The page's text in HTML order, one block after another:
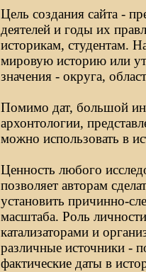
Цель создания сайта -
деятелей и годы их
историкам, студентам.
мировую историю или
значения - округа,
Помимо дат, большой
архонтологии,
можно использовать в
Ценность любого
позволяет авторам
установить причинно-
масштаба. Роль
катализаторами и
различные источники -
фактические даты в